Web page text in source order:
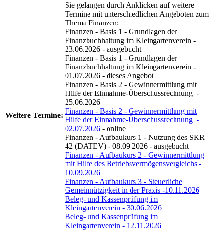
Weitere Termine:
Sie gelangen durch Anklicken auf weitere
Termine mit unterschiedlichen Angeboten zum
Thema Finanzen:
Finanzen - Basis 1 - Grundlagen der
Finanzbuchhaltung im Kleingartenverein -
23.06.2026 - ausgebucht
Finanzen - Basis 1 - Grundlagen der
Finanzbuchhaltung im Kleingartenverein -
01.07.2026 - dieses Angebot
Finanzen - Basis 2 - Gewinnermittlung mit
Hilfe der Einnahme-Überschussrechnung -
25.06.2026
Finanzen - Basis 2 - Gewinnermittlung mit
Hilfe der Einnahme-Überschussrechnung -
02.07.2026 - online
Finanzen - Aufbaukurs 1 - Nutzung des SKR
42 (DATEV) - 08.09.2026 - ausgebucht
Finanzen - Aufbaukurs 2 - Gewinnermittlung
mit Hilfe des Betriebsvermögensvergleichs -
10.09.2026
Finanzen - Aufbaukurs 3 - Steuerliche
Gemeinnützigkeit in der Praxis -10.11.2026
Beleg- und Kassenprüfung im
Kleingartenverein - 30.06.2026
Beleg- und Kassenprüfung im
Kleingartenverein - 12.11.2026